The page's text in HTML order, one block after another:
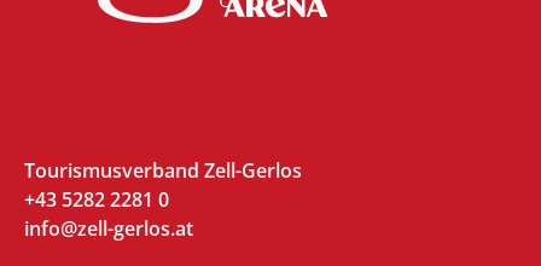
Tourismusverband Zell-Gerlos
+43 5282 2281 0
info@zell-gerlos.at